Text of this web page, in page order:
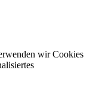
wir Cookies